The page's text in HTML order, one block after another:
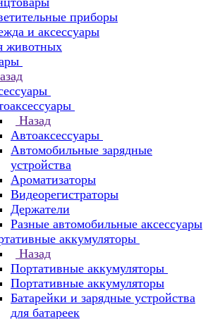
приборы
и аксессуары
животных
Назад
Автоаксессуары
Автомобильные зарядные
устройства
Ароматизаторы
Видеорегистраторы
Держатели
Разные автомобильные аксессуары
аккумуляторы
Назад
Портативные аккумуляторы
Портативные аккумуляторы
Батарейки и зарядные устройства
для батареек